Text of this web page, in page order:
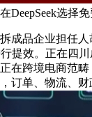
DeepSeek选择
品企业担任人
提效。正在四
在跨境电商范
订单、物流、财